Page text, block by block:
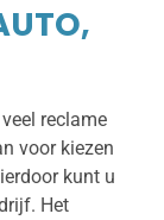
reclame
voor kiezen
kunt u
Het